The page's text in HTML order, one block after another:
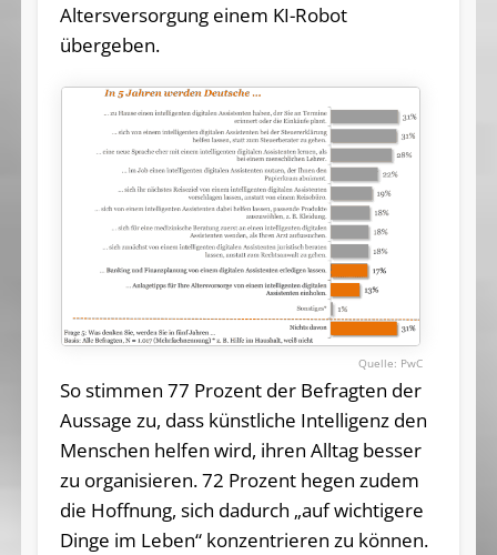
Altersversorgung einem KI-Robot
übergeben.
PwC
So stimmen 77 Prozent der Befragten der
Aussage zu, dass künstliche Intelligenz den
Menschen helfen wird, ihren Alltag besser
zu organisieren. 72 Prozent hegen zudem
die Hoffnung, sich dadurch „auf wichtigere
Dinge im Leben“ konzentrieren zu können.